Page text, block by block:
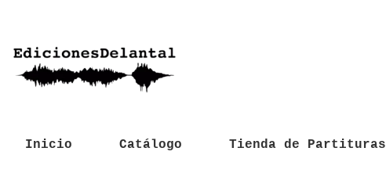
Inicio Catálogo Tienda de Partituras